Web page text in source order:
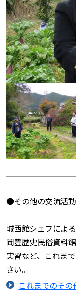
●その他の交流活
城西館シェフによ
岡豊歴史民俗資料
実習など、これま
さい。
これまでのその